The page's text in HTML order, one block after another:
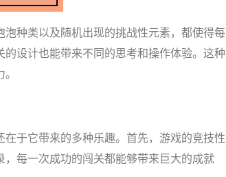
种类以及随机出现的挑战性元素，都使得每
设计也能带来不同的思考和操作体验。这种
于它带来的多种乐趣。首先，游戏的竞技性
每一次成功的闯关都能够带来巨大的成就